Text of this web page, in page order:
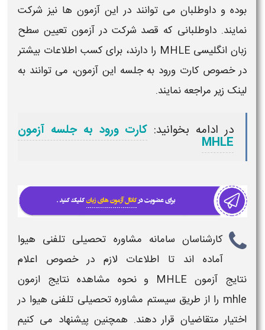
بوده و داوطلبان می توانند در این آزمون ها نیز شرکت
نمایند. داوطلبانی که قصد شرکت درآزمونتعیین سطح
زبان انگلیسی MHLE را دارند، برای کسب اطلاعات بیشتر
در خصوص کارت ورود به جلسه این آزمون، می توانند به
لینک زیر مراجعه نمایند.
در ادامه بخوانید: کارت ورود به جلسه آزمون
MHLE
کارشناسان سامانه مشاوره تحصیلی تلفنی هیوا
آماده اند تا اطلاعات لازم در خصوص اعلام
نتایج آزمون MHLE و نحوه مشاهده نتایج ازمون
mhle را از طریق سیستم مشاوره تحصیلی تلفنی هیوا در
اختیار متقاضیان قرار دهند. همچنین پیشنهاد می کنیم